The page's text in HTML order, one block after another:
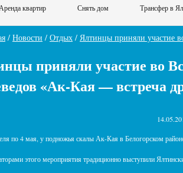
Аренда квартир Снять дом Трансфер в
/ Новости / Отдых / Ялтинцы приняли участие
приняли участие во
«Ак-Кая — встреча
по 4 мая, у подножья скалы Ак-Кая в Белогорском
этого мероприятия традиционно выступили